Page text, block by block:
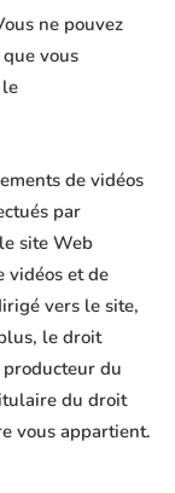
ne pouvez
vous
de vidéos
par
site Web
vidéos et de
vers le site,
le droit
du
du droit
vous appartient.